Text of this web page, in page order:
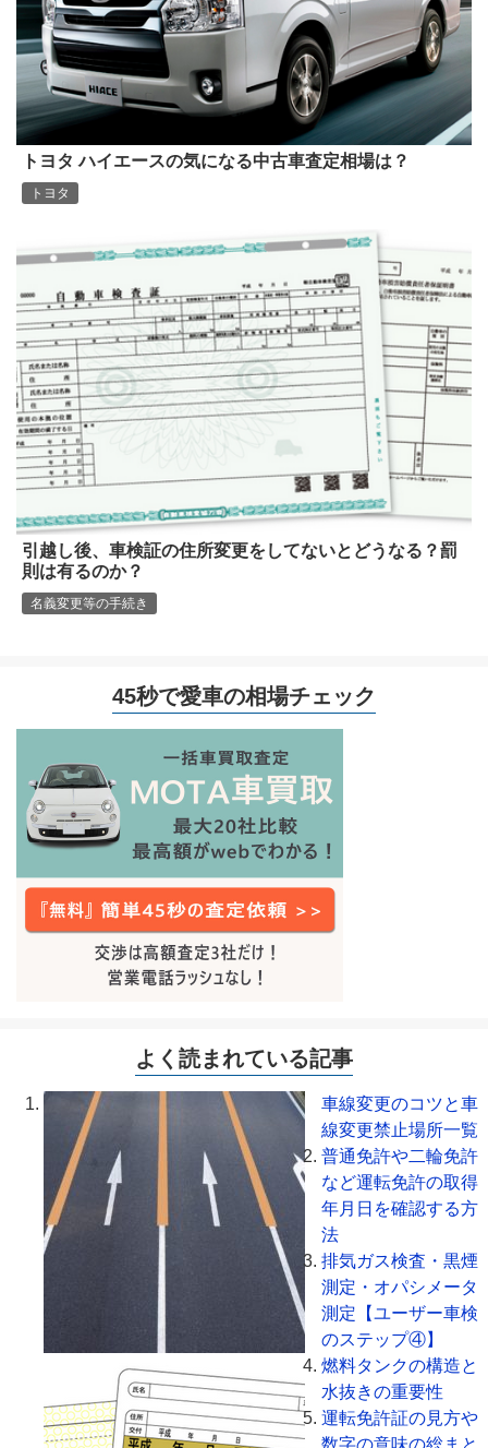
トヨタ ハイエースの気になる中古車査定相場は？
トヨタ
引越し後、車検証の住所変更をしてないとどうなる？罰
則は有るのか？
名義変更等の手続き
45秒で愛車の相場チェック
よく読まれている記事
車線変更のコツと車
線変更禁止場所一覧
普通免許や二輪免許
など運転免許の取得
年月日を確認する方
法
排気ガス検査・黒煙
測定・オパシメータ
測定【ユーザー車検
のステップ④】
燃料タンクの構造と
水抜きの重要性
運転免許証の見方や